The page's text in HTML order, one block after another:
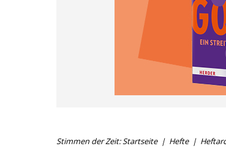
Stimmen der Zeit: Startseite Hefte